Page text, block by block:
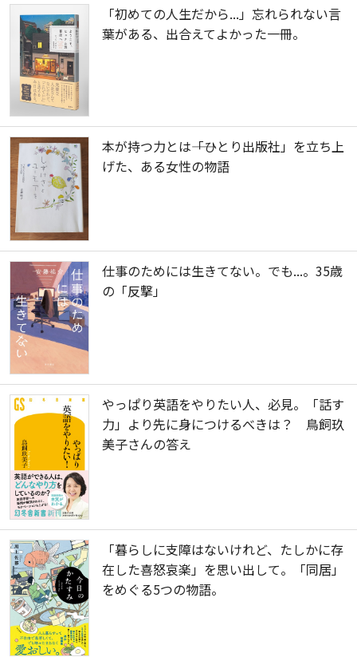
「初めての人生だから...」忘れられない言
葉がある、出合えてよかった一冊。
本が持つ力とは――「ひとり出版社」を立ち上
げた、ある女性の物語
仕事のためには生きてない。でも...。35歳
の「反撃」
やっぱり英語をやりたい人、必見。「話す
力」より先に身につけるべきは？ 鳥飼玖
美子さんの答え
「暮らしに支障はないけれど、たしかに存
在した喜怒哀楽」を思い出して。「同居」
をめぐる5つの物語。